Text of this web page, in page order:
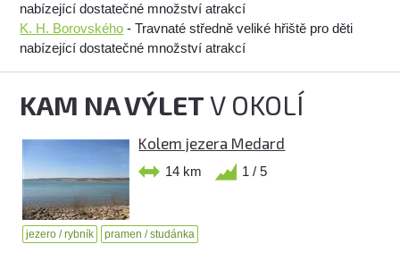
nabízející dostatečné množství atrakcí
K. H. Borovského - Travnaté středně veliké hřiště pro děti
nabízející dostatečné množství atrakcí
KAM NA VÝLETV OKOLÍ
Kolem jezera Medard
14 km 1 / 5
jezero / rybník pramen / studánka